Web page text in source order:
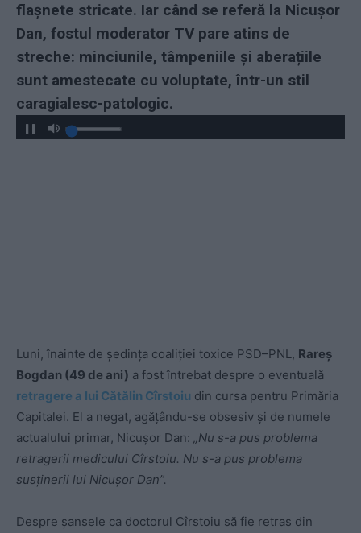
flașnete stricate. Iar când se referă la Nicușor
Dan, fostul moderator TV pare atins de
streche: minciunile, tâmpeniile și aberațiile
sunt amestecate cu voluptate, într-un stil
caragialesc-patologic.
Luni, înainte de şedinţa coaliţiei toxice PSD–PNL, Rareș
Bogdan (49 de ani) a fost întrebat despre o eventuală
retragere a lui Cătălin Cîrstoiu din cursa pentru Primăria
Capitalei. El a negat, agățându-se obsesiv și de numele
actualului primar, Nicușor Dan:
„Nu s-a pus problema
retragerii medicului Cîrstoiu. Nu s-a pus problema
susţinerii lui Nicuşor Dan”.
Despre şansele ca doctorul Cîrstoiu să fie retras din